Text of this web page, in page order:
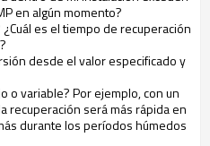
en algún momento?
es el tiempo de recuperación
desde el valor especificado y
o variable? Por ejemplo, con un
recuperación será más rápida en
durante los períodos húmedos